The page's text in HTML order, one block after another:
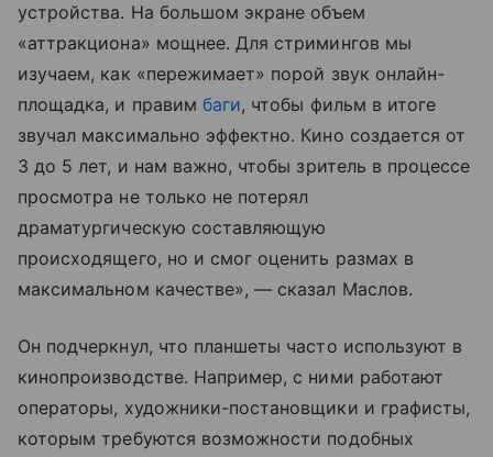
устройства. На большом экране объем
«аттракциона» мощнее. Для стримингов мы
изучаем, как «пережимает» порой звук онлайн-
площадка, и правим баги, чтобы фильм в итоге
звучал максимально эффектно. Кино создается от
3 до 5 лет, и нам важно, чтобы зритель в процессе
просмотра не только не потерял
драматургическую составляющую
происходящего, но и смог оценить размах в
максимальном качестве», — сказал Маслов.
Он подчеркнул, что планшеты часто используют в
кинопроизводстве. Например, с ними работают
операторы, художники-постановщики и графисты,
которым требуются возможности подобных